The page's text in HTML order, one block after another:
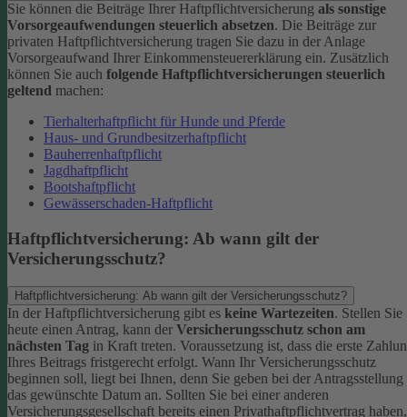
Sie können die Beiträge Ihrer Haftpflichtversicherung als sonstige
Vorsorgeaufwendungen steuerlich absetzen. Die Beiträge zur
privaten Haftpflichtversicherung tragen Sie dazu in der Anlage
Vorsorgeaufwand Ihrer Einkommensteuererklärung ein. Zusätzlich
können Sie auch folgende Haftpflichtversicherungen steuerlich
geltend machen:
Tierhalterhaftpflicht für Hunde und Pferde
Haus- und Grundbesitzerhaftpflicht
Bauherrenhaftpflicht
Jagdhaftpflicht
Bootshaftpflicht
Gewässerschaden-Haftpflicht
Haftpflichtversicherung: Ab wann gilt der
Versicherungsschutz?
Haftpflichtversicherung: Ab wann gilt der Versicherungsschutz?
In der Haftpflichtversicherung gibt es keine Wartezeiten. Stellen Sie
heute einen Antrag, kann der Versicherungsschutz schon am
nächsten Tag in Kraft treten. Voraussetzung ist, dass die erste
Ihres Beitrags fristgerecht erfolgt. Wann Ihr Versicherungsschutz
beginnen soll, liegt bei Ihnen, denn Sie geben bei der Antragsstellung
das gewünschte Datum an. Sollten Sie bei einer anderen
Versicherungsgesellschaft bereits einen Privathaftpflichtvertrag haben,